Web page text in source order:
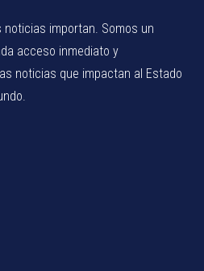
noticias importan. Somos un
acceso inmediato y
noticias que impactan al Estado